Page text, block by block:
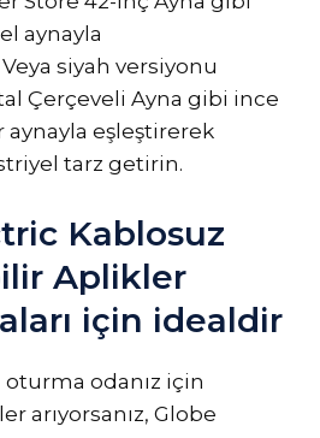
aynayla
siyah versiyonu
Çerçeveli Ayna gibi ince
aynayla eşleştirerek
tarz getirin.
Kablosuz
Aplikler
için idealdir
odanız için
arıyorsanız, Globe